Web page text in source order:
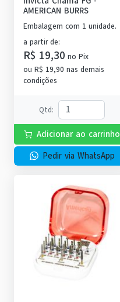
AMERICAN BURRS
Embalagem com 1 unidade.
a partir de:
R$ 19,30 no Pix
ou R$ 19,90 nas demais
condições
Qtd:
Adicionar ao carrinho
Pedir via WhatsApp